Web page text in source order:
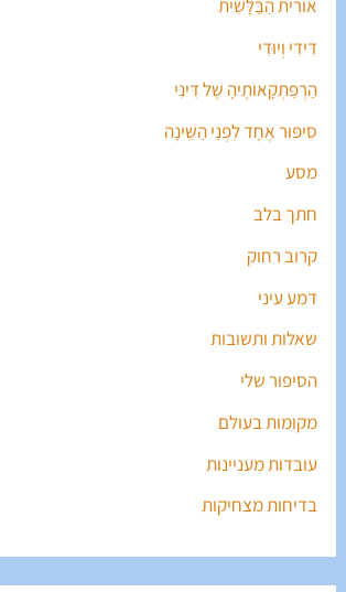
אוֹרִית הַבַּלָּשִׁית
דִּידִי וְיוּדִי
הַרְפַּתְקָאוֹתֶיהָ שֶׁל דִּינִי
סִיפּוּר אֶחָד לִפְנֵי הַשֵּׁינָה
מסע
חתך בלב
קרוב רחוק
דמע עיני
שאלות ותשובות
הסיפור שלי
מקומות בעולם
עובדות מעניינות
בדיחות מצחיקות